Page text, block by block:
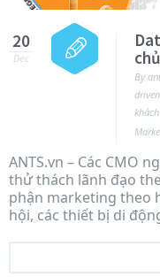
20
Dec
By
ANTS.vn – Các CMO
thử thách lãnh đạo
phận marketing theo
hội, các thiết bị di